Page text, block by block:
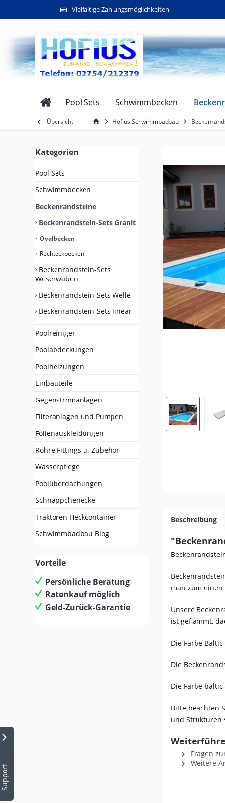
Support
Vielfältige Zahlungsmöglichkeiten
Pool Sets Schwimmbecken
Übersicht Hofius Schwimmbadbau
Kategorien
Pool Sets
Schwimmbecken
Beckenrandsteine
Beckenrandstein-Sets Granit
Ovalbecken
Rechteckbecken
Beckenrandstein-Sets
Weserwaben
Beckenrandstein-Sets Welle
Beckenrandstein-Sets linear
Poolreiniger
Poolabdeckungen
Poolheizungen
Einbauteile
Gegenstromanlagen
Filteranlagen und Pumpen
Folienauskleidungen
Rohre Fittings u. Zubehör
Wasserpflege
Poolüberdachungen
Schnäppchenecke
Traktoren Heckcontainer
Schwimmbadbau Blog
Vorteile
Persönliche Beratung
Ratenkauf möglich
Geld-Zurück-Garantie
Beschreibung
man zum
Unsere
ist geflammt,
Die Farbe
Die
Die Farbe
Bitte beachten
und Strukturen
Fragen
Weitere